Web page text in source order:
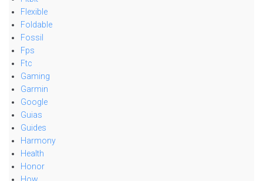
Flexible
Foldable
Fossil
Fps
Ftc
Gaming
Garmin
Google
Guias
Guides
Harmony
Health
Honor